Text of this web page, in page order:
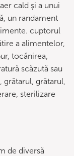
cald și a unui
un randament
cuptorul
a alimentelor,
tocănirea,
scăzută sau
grătarul, grătarul,
sterilizare
de diversă